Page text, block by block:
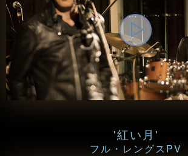
'紅い月'
フル・レングスPV